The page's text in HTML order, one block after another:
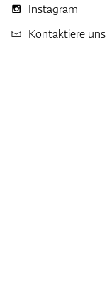
Instagram
Kontaktiere uns